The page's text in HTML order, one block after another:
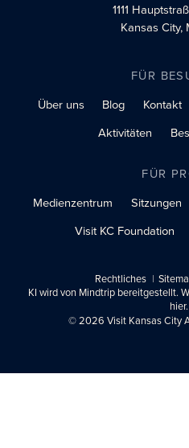
1111
Kansas City,
FÜR
Über uns
Blog Kontakt
Aktivitäten
FÜR
Medienzentrum
Sitzungen
Visit KC Foundation
Rechtliches
KI wird von Mindtrip bereitgestellt.
hier.
© 2026 Visit Kansas City